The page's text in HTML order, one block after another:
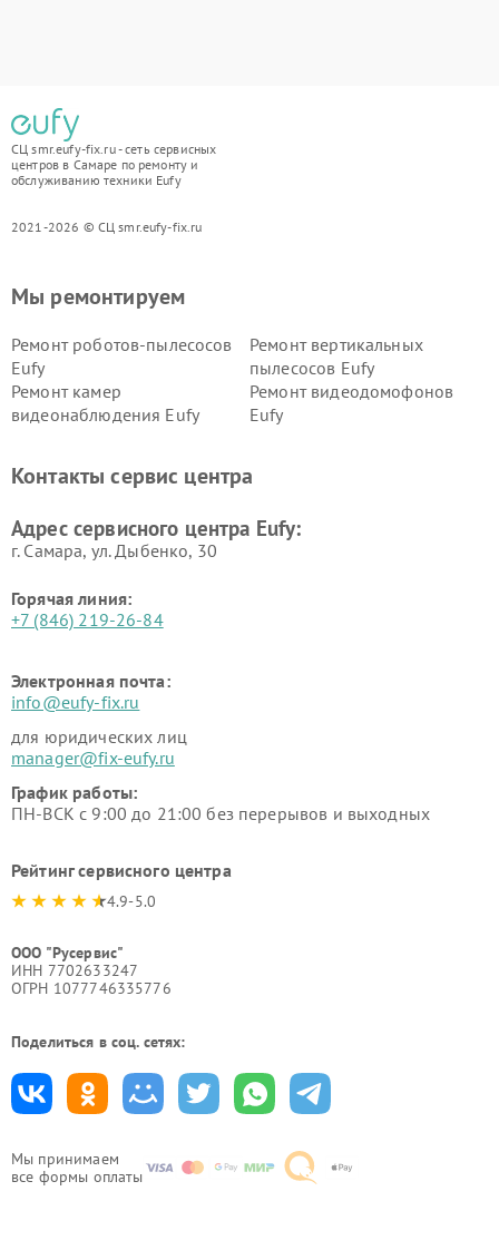
СЦ smr.eufy-fix.ru - сеть сервисных
центров в Самаре по ремонту и
обслуживанию техники Eufy
2021-2026 © СЦ smr.eufy-fix.ru
Мы принимаем
все формы оплаты
Мы ремонтируем
Ремонт роботов-пылесосов
Eufy
Ремонт вертикальных
пылесосов Eufy
Ремонт камер
видеонаблюдения Eufy
Ремонт видеодомофонов
Eufy
Контакты сервис центра
Адрес сервисного центра Eufy:
г. Самара, ул. Дыбенко, 30
Горячая линия:
+7 (846) 219-26-84
Электронная почта:
info@eufy-fix.ru
для юридических лиц
manager@fix-eufy.ru
График работы:
ПН-ВСК с 9:00 до 21:00 без перерывов и выходных
Рейтинг сервисного центра
4.9-5.0
ООО "Русервис"
ИНН 7702633247
ОГРН 1077746335776
Поделиться в соц. сетях: